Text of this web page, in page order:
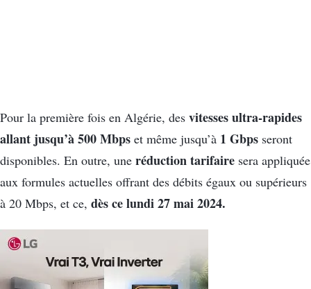
Pour la première fois en Algérie, des vitesses ultra-rapides
allant jusqu’à 500 Mbps et même jusqu’à 1 Gbps seront
disponibles. En outre, une réduction tarifaire sera appliquée
aux formules actuelles offrant des débits égaux ou supérieurs
à 20 Mbps, et ce, dès ce lundi 27 mai 2024.